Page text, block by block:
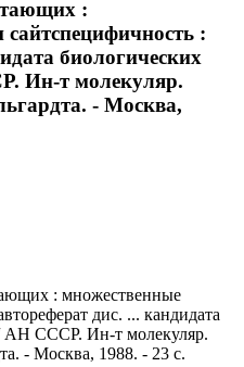
:
:
биологических
Ин-т молекуляр.
- Москва,
: множественные
дис. ... кандидата
АН СССР. Ин-т молекуляр.
- Москва, 1988. - 23 с.